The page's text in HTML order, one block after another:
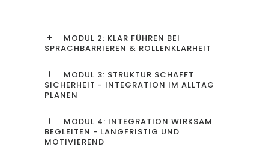
MODUL 2: KLAR FÜHREN BEI
SPRACHBARRIEREN & ROLLENKLARHEIT
MODUL 3: STRUKTUR SCHAFFT
SICHERHEIT - INTEGRATION IM ALLTAG
PLANEN
MODUL 4: INTEGRATION WIRKSAM
BEGLEITEN - LANGFRISTIG UND
MOTIVIEREND